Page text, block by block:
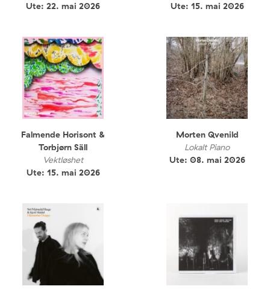
Ute: 22. mai 2026
Ute: 15. mai 2026
Falmende Horisont &
Torbjørn Säll
Vektløshet
Ute: 15. mai 2026
Morten Qvenild
Lokalt Piano
Ute: 08. mai 2026